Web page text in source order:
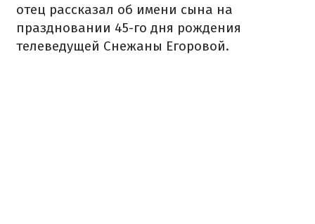
отец рассказал об имени сына на
праздновании 45-го дня рождения
телеведущей Снежаны Егоровой.